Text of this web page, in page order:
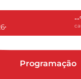
--
Programação